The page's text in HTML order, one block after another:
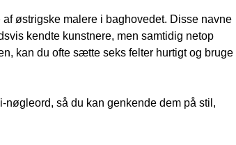
østrigske malere i baghovedet. Disse navne
kendte kunstnere, men samtidig netop
kan du ofte sætte seks felter hurtigt og bruge
nøgleord, så du kan genkende dem på stil,